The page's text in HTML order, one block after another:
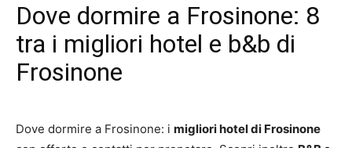
Dove dormire a Frosinone: 8
tra i migliori hotel e b&b di
Frosinone
Dove dormire a Frosinone: i migliori hotel di Frosinone